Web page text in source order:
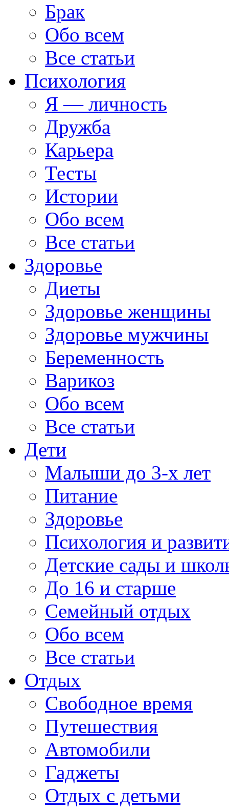
Брак
Обо всем
Все статьи
Психология
Я — личность
Дружба
Карьера
Тесты
Истории
Обо всем
Все статьи
Здоровье
Диеты
Здоровье женщины
Здоровье мужчины
Беременность
Варикоз
Обо всем
Все статьи
Дети
Малыши до 3-х лет
Питание
Здоровье
Психология и
Детские сады и
До 16 и старше
Семейный отдых
Обо всем
Все статьи
Отдых
Свободное время
Путешествия
Автомобили
Гаджеты
Отдых с детьми